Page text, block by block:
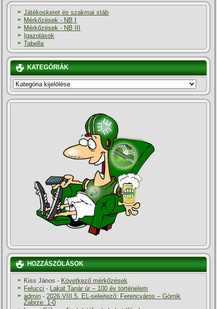
Játékoskeret és szakmai stáb
Mérkőzések - NB I
Mérkőzések - NB III
Igazolások
Tabella
KATEGÓRIÁK
KATEGÓRIÁK
HOZZÁSZÓLÁSOK
Kiss János - Következő mérkőzések
Felucci - Lakat Tanár úr – 100 év történelem
admin -2026.VIII.5. EL-selejtező: Ferencváros – Górnik
Zabrze: 1-0